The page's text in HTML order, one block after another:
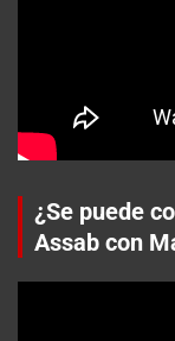
¿Se puede
Assab con